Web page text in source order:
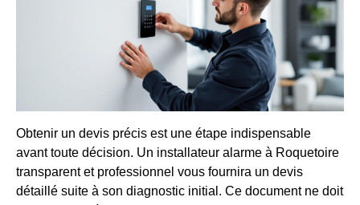
Obtenir un devis précis est une étape indispensable
avant toute décision. Un installateur alarme à Roquetoire
transparent et professionnel vous fournira un devis
détaillé suite à son diagnostic initial. Ce document ne doit